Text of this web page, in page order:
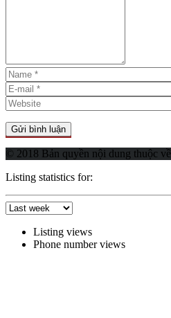
© 2018 Bản quyền nội dung thuộc về
Listing statistics for:
Listing views
Phone number views